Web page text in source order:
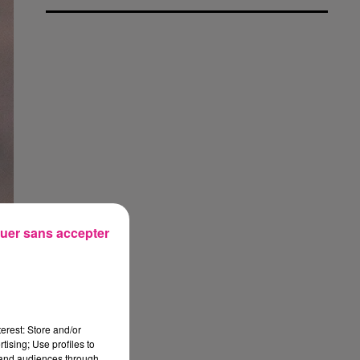
Store and/or
Use profiles to
sans accepter